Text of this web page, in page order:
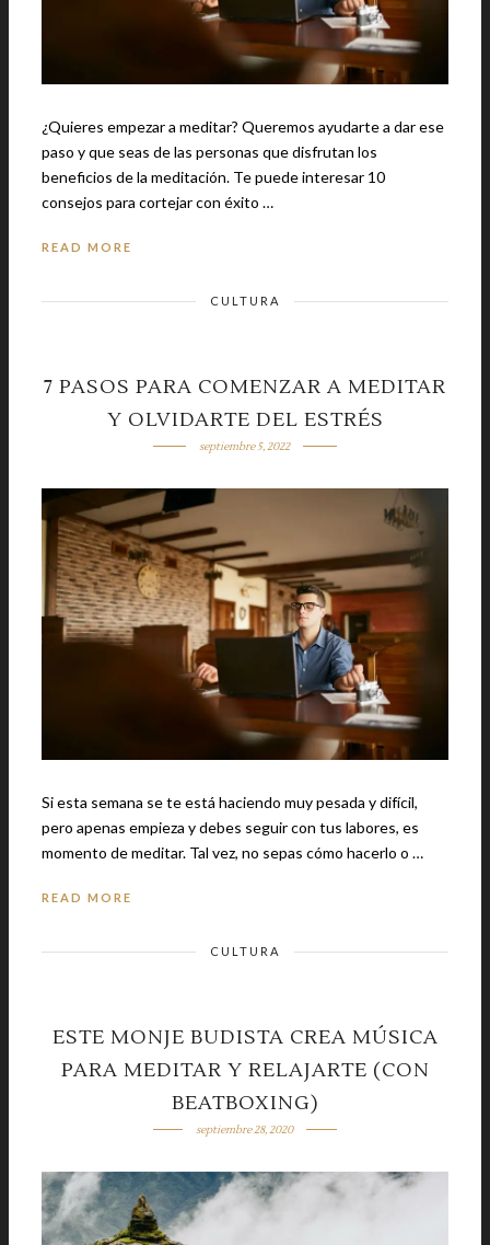
¿Quieres empezar a meditar? Queremos ayudarte a dar ese
paso y que seas de las personas que disfrutan los
beneficios de la meditación. Te puede interesar 10
consejos para cortejar con éxito …
READ MORE
CULTURA
7 PASOS PARA COMENZAR A MEDITAR
Y OLVIDARTE DEL ESTRÉS
septiembre 5, 2022
Si esta semana se te está haciendo muy pesada y difícil,
pero apenas empieza y debes seguir con tus labores, es
momento de meditar. Tal vez, no sepas cómo hacerlo o …
READ MORE
CULTURA
ESTE MONJE BUDISTA CREA MÚSICA
PARA MEDITAR Y RELAJARTE (CON
BEATBOXING)
septiembre 28, 2020